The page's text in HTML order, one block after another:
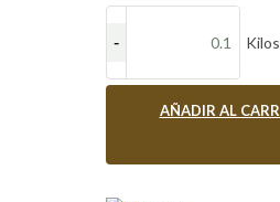
Kilos
AÑADIR AL